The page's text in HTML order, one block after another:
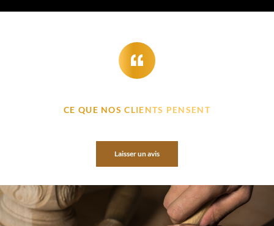
CE QUE NOS CLIENTS PENSENT
Laisser un avis